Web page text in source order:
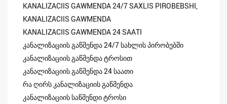
KANALIZACIIS GAWMENDA 24/7 SAXLIS PIROBEBSHI,
KANALIZACIIS GAWMENDA
KANALIZACIIS GAWMENDA 24 SAATI
კანალიზაციის გაწმენდა 24/7 სახლის პირობებში
კანალიზაციის გაწმენდა ტროსით
კანალიზაციის გაწმენდა 24 საათი
რა ღირს კანალიზაციის გაწმენდა
კანალიზაციის საწმენდი ტროსი